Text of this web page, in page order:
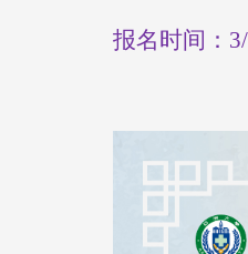
报名时间：